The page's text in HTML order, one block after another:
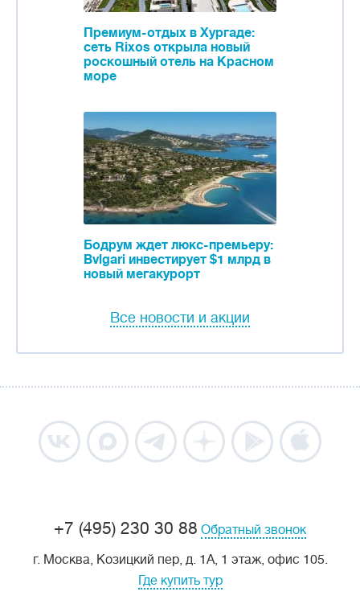
Премиум-отдых в Хургаде:
сеть Rixos открыла новый
роскошный отель на Красном
море
Бодрум ждет люкс-премьеру:
Bvlgari инвестирует $1 млрд в
новый мегакурорт
Все новости и акции
+7 (495) 230 30 88 Обратный звонок
г. Москва, Козицкий пер, д. 1А, 1 этаж, офис 105.
Где купить тур